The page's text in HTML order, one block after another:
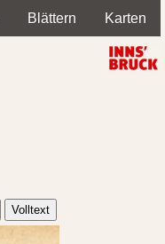
Blättern Karten
Volltext